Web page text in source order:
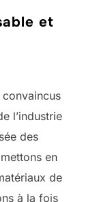
et
l’industrie
des
en
de
à la fois